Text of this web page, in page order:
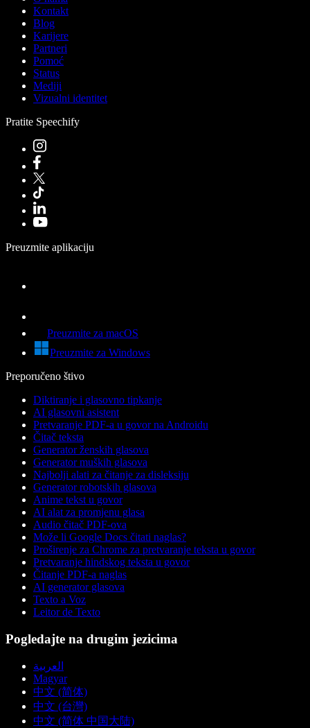
Kontakt
Blog
Karijere
Partneri
Pomoć
Status
Mediji
Vizualni identitet
Pratite Speechify
Preuzmite aplikaciju
Preuzmite za macOS
Preuzmite za Windows
Preporučeno štivo
Diktiranje i glasovno tipkanje
AI glasovni asistent
Pretvaranje PDF-a u govor na Androidu
Čitač teksta
Generator ženskih glasova
Generator muških glasova
Najbolji alati za čitanje za disleksiju
Generator robotskih glasova
Anime tekst u govor
AI alat za promjenu glasa
Audio čitač PDF-ova
Može li Google Docs čitati naglas?
Proširenje za Chrome za pretvaranje teksta u govor
Pretvaranje hindskog teksta u govor
Čitanje PDF-a naglas
AI generator glasova
Texto a Voz
Leitor de Texto
Pogledajte na drugim jezicima
العربية
Magyar
中文 (简体)
中文 (台灣)
中文 (简体 中国大陆)